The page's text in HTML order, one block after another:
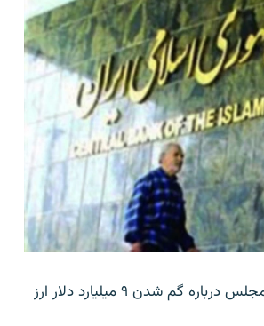
بانک مرکزی ایران روز جمعه با انتشار اطلاعیه‌ای، گفته‌های یک نماینده مجلس درباره گم شدن ۹ میلیارد دلار ارز